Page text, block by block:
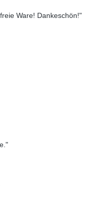
Ware! Dankeschön!"